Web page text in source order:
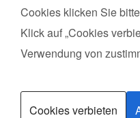
Cookies klicken Sie
Klick auf „Cookies
Verwendung von
Cookies verbieten